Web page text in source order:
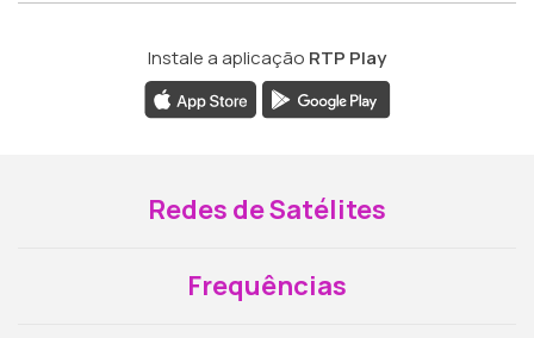
Instale a aplicação RTP Play
Redes de Satélites
Frequências